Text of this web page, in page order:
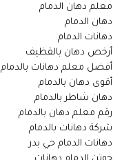
معلم دهان الدمام
دهان الدمام
دهانات الدمام
أرخص دهان بالقظيف
أفضل معلم دهانات بالدمام
أقوى دهان بالدمام
دهان شاطر بالدمام
رقم معلم دهان بالدمام
شركة دهانات بالدمام
دهانات الدمام حي بدر